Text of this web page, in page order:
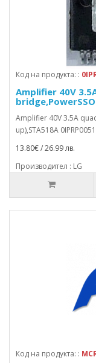
Код на продукта: :
Amplifier 40V
Amplifier 40V 3.5A
up),STA518A
13.80€ / 26.99 лв.
Производител : LG
Код на продукта: :